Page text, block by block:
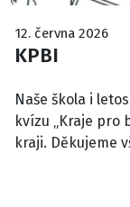
12. června 2026
KPBI
Naše škola i
kvízu „Kraje pro
kraji. Děkujeme